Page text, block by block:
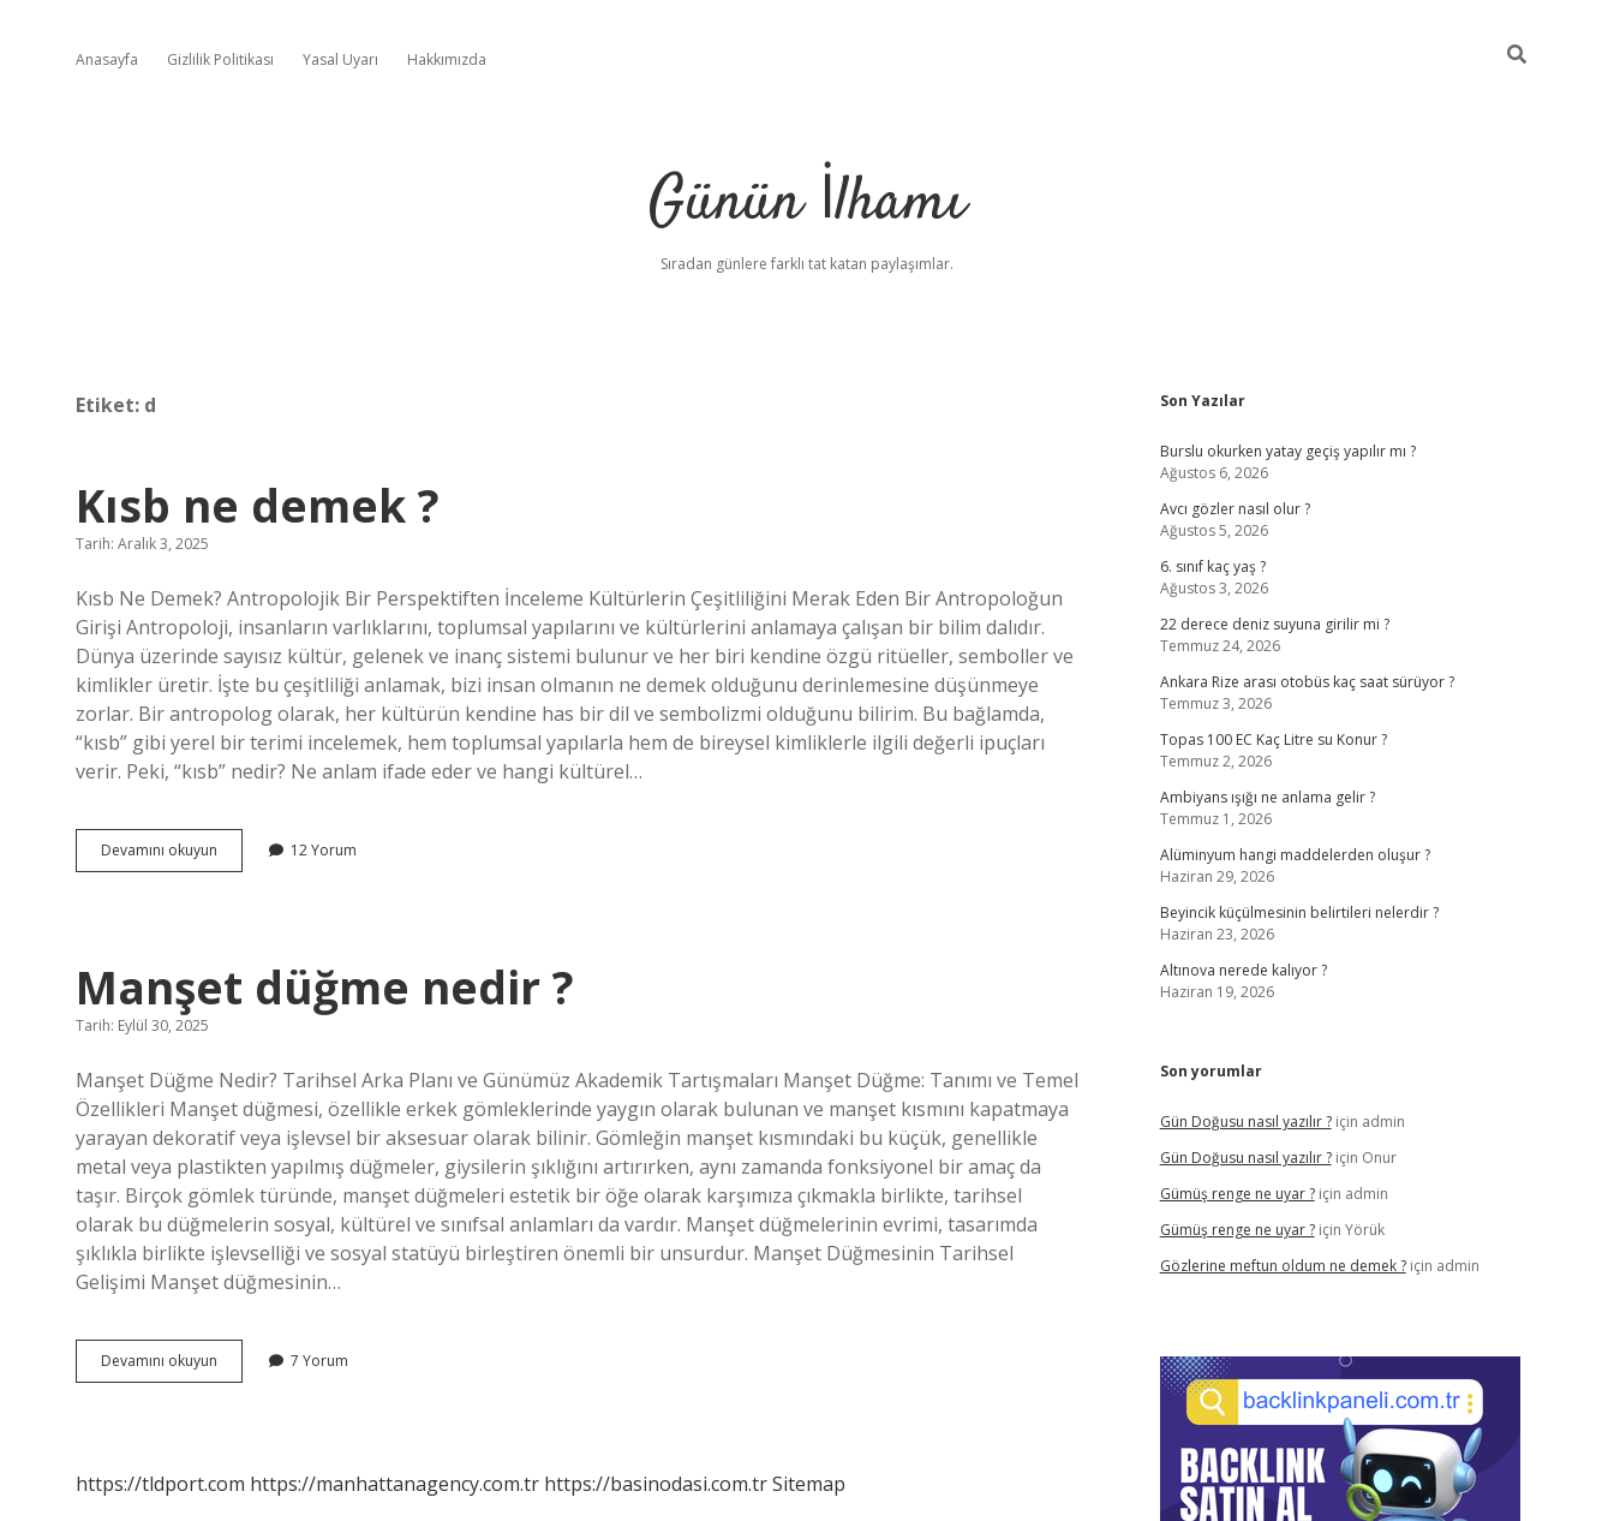
Anasayfa Gizlilik Politikası Yasal Uyarı Hakkımızda
Günün İlhamı
Sıradan günlere farklı tat katan paylaşımlar.
Etiket: d
Kısb ne demek ?
Tarih: Aralık 3, 2025
Kısb Ne Demek? Antropolojik Bir Perspektiften İnceleme Kültürlerin Çeşitliliğini Merak Eden Bir Antropoloğun
Girişi Antropoloji, insanların varlıklarını, toplumsal yapılarını ve kültürlerini anlamaya çalışan bir bilim dalıdır.
Dünya üzerinde sayısız kültür, gelenek ve inanç sistemi bulunur ve her biri kendine özgü ritüeller, semboller ve
kimlikler üretir. İşte bu çeşitliliği anlamak, bizi insan olmanın ne demek olduğunu derinlemesine düşünmeye
zorlar. Bir antropolog olarak, her kültürün kendine has bir dil ve sembolizmi olduğunu bilirim. Bu bağlamda,
“kısb” gibi yerel bir terimi incelemek, hem toplumsal yapılarla hem de bireysel kimliklerle ilgili değerli ipuçları
verir. Peki, “kısb” nedir? Ne anlam ifade eder ve hangi kültürel…
Devamını okuyun
ne
12 Yorum
Manşet düğme nedir ?
Tarih: Eylül 30, 2025
Manşet Düğme Nedir? Tarihsel Arka Planı ve Günümüz Akademik Tartışmaları Manşet Düğme: Tanımı ve Temel
Özellikleri Manşet düğmesi, özellikle erkek gömleklerinde yaygın olarak bulunan ve manşet kısmını kapatmaya
yarayan dekoratif veya işlevsel bir aksesuar olarak bilinir. Gömleğin manşet kısmındaki bu küçük, genellikle
metal veya plastikten yapılmış düğmeler, giysilerin şıklığını artırırken, aynı zamanda fonksiyonel bir amaç da
taşır. Birçok gömlek türünde, manşet düğmeleri estetik bir öğe olarak karşımıza çıkmakla birlikte, tarihsel
olarak bu düğmelerin sosyal, kültürel ve sınıfsal anlamları da vardır. Manşet düğmelerinin evrimi, tasarımda
şıklıkla birlikte işlevselliği ve sosyal statüyü birleştiren önemli bir unsurdur. Manşet Düğmesinin Tarihsel
Gelişimi Manşet düğmesinin…
Devamını okuyun
düğme
7 Yorum
https://tldport.com https://manhattanagency.com.tr https://basinodasi.com.trSitemap
Sidebar
Son Yazılar
Burslu okurken yatay geçiş yapılır mı ?
Ağustos 6, 2026
Avcı gözler nasıl olur ?
Ağustos 5, 2026
6. sınıf kaç yaş ?
Ağustos 3, 2026
22 derece deniz suyuna girilir mi ?
Temmuz 24, 2026
Ankara Rize arası otobüs kaç saat sürüyor ?
Temmuz 3, 2026
Topas 100 EC Kaç Litre su Konur ?
Temmuz 2, 2026
Ambiyans ışığı ne anlama gelir ?
Temmuz 1, 2026
Alüminyum hangi maddelerden oluşur ?
Haziran 29, 2026
Beyincik küçülmesinin belirtileri nelerdir ?
Haziran 23, 2026
Altınova nerede kalıyor ?
Haziran 19, 2026
Son yorumlar
Gün Doğusu nasıl yazılır ?için admin
Gün Doğusu nasıl yazılır ?için Onur
Gümüş renge ne uyar ?için admin
Gümüş renge ne uyar ?için Yörük
Gözlerine meftun oldum ne demek ?için admin